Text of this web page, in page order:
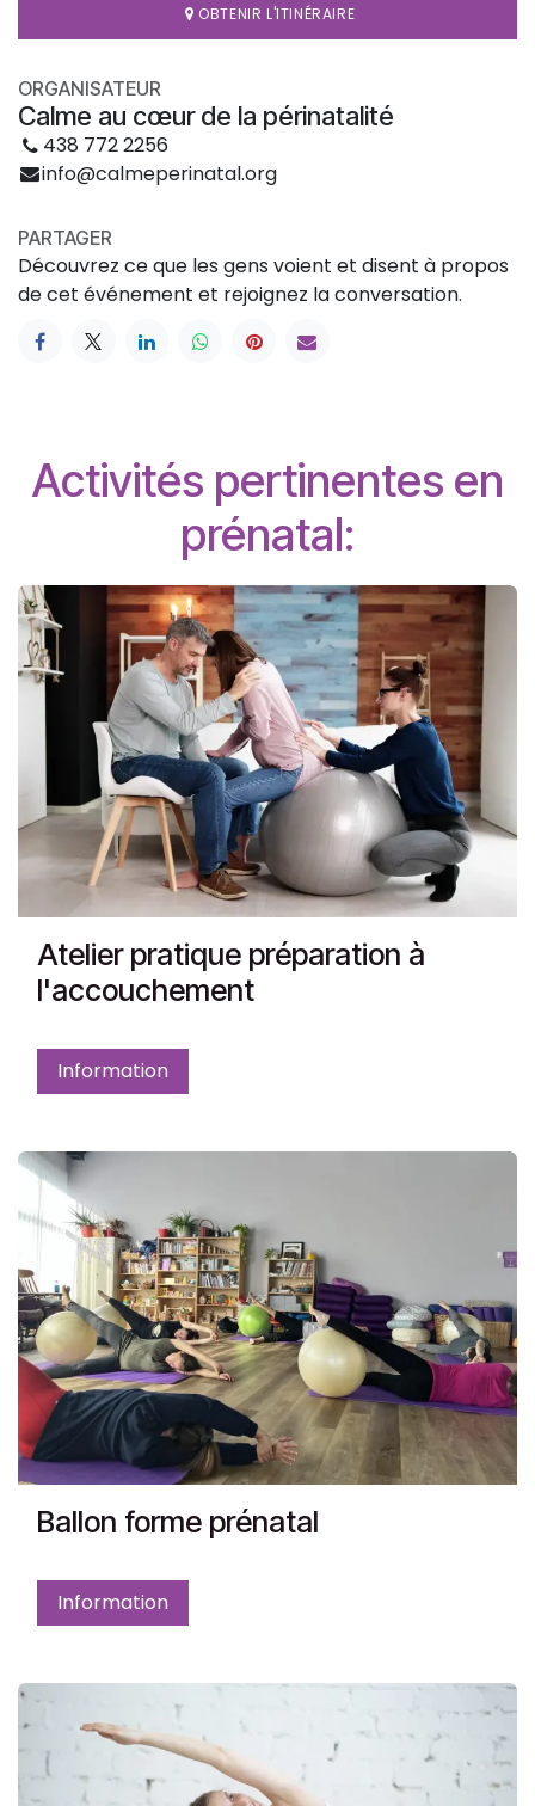
OBTENIR L'ITINÉRAIRE
ORGANISATEUR
Calme au cœur de la périnatalité
438 772 2256
info@calmeperinatal.org
PARTAGER
Découvrez ce que les gens voient et disent à propos
de cet événement et rejoignez la conversation.
Activités pertinentes en
prénatal:
Atelier pratique préparation à
l'accouchement
Information
Ballon forme prénatal
Information